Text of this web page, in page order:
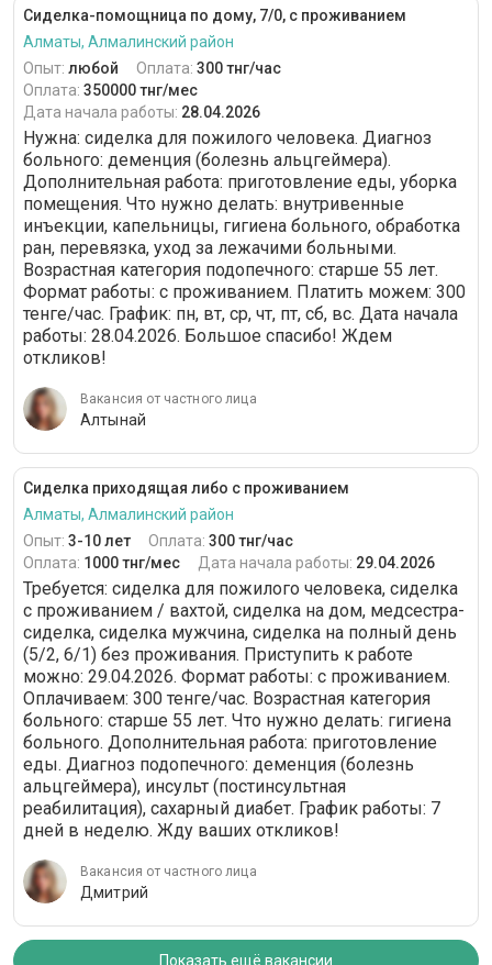
Сиделка-помощница по дому, 7/0, с проживанием
Алматы, Алмалинский район
Опыт: любой Оплата: 300 тнг/час
Оплата: 350000 тнг/мес
Дата начала работы: 28.04.2026
Нужна: сиделка для пожилого человека. Диагноз
больного: деменция (болезнь альцгеймера).
Дополнительная работа: приготовление еды, уборка
помещения. Что нужно делать: внутривенные
инъекции, капельницы, гигиена больного, обработка
ран, перевязка, уход за лежачими больными.
Возрастная категория подопечного: cтарше 55 лет.
Формат работы: c проживанием. Платить можем: 300
тенге/час. График: пн, вт, ср, чт, пт, сб, вс. Дата начала
работы: 28.04.2026. Большое спасибо! Ждем
откликов!
Вакансия от частного лица
Алтынай
Сиделка приходящая либо с проживанием
Алматы, Алмалинский район
Опыт: 3-10 лет Оплата: 300 тнг/час
Оплата: 1000 тнг/мес Дата начала работы: 29.04.2026
Требуется: сиделка для пожилого человека, сиделка
с проживанием / вахтой, сиделка на дом, медсестра-
сиделка, сиделка мужчина, сиделка на полный день
(5/2, 6/1) без проживания. Приступить к работе
можно: 29.04.2026. Формат работы: c проживанием.
Оплачиваем: 300 тенге/час. Возрастная категория
больного: cтарше 55 лет. Что нужно делать: гигиена
больного. Дополнительная работа: приготовление
еды. Диагноз подопечного: деменция (болезнь
альцгеймера), инсульт (постинсультная
реабилитация), сахарный диабет. График работы: 7
дней в неделю. Жду ваших откликов!
Вакансия от частного лица
Дмитрий
Показать ещё вакансии